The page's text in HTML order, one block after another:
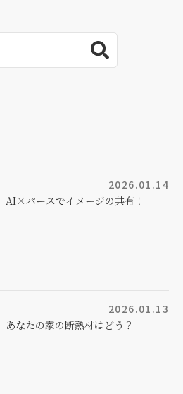
2026.01.14
AI×パースでイメージの共有！
2026.01.13
あなたの家の断熱材はどう？